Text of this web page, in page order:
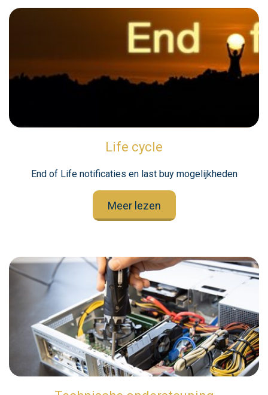
Life cycle
End of Life notificaties en last buy mogelijkheden
Meer lezen